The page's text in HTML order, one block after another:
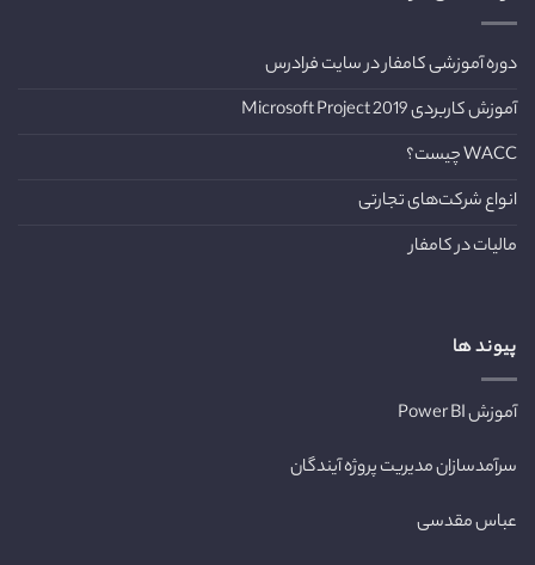
دوره آموزشی کامفار در سایت فرادرس
آموزش کاربردی Microsoft Project 2019
WACC چیست؟
انواع شرکت‌های تجارتی
مالیات در کامفار
پیوند ها
آموزش Power BI
سرآمدسازان مدیریت پروژه آیندگان
عباس مقدسی